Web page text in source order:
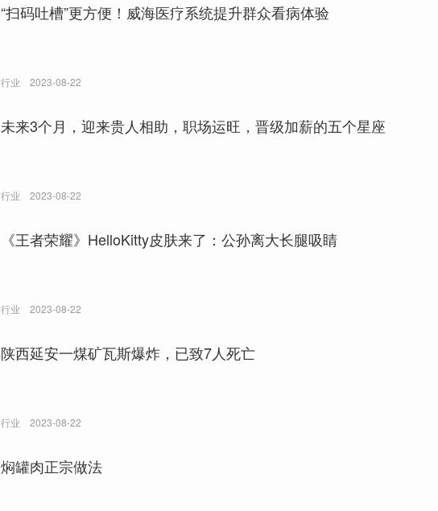
“扫码吐槽”更方便！威海医疗系统提升群众看病体验
行业 2023-08-22
未来3个月，迎来贵人相助，职场运旺，晋级加薪的五个星座
行业 2023-08-22
《王者荣耀》HelloKitty皮肤来了：公孙离大长腿吸睛
行业 2023-08-22
陕西延安一煤矿瓦斯爆炸，已致7人死亡
行业 2023-08-22
焖罐肉正宗做法